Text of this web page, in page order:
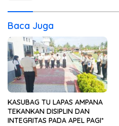
Baca Juga
KASUBAG TU LAPAS AMPANA
TEKANKAN DISIPLIN DAN
INTEGRITAS PADA APEL PAGI*